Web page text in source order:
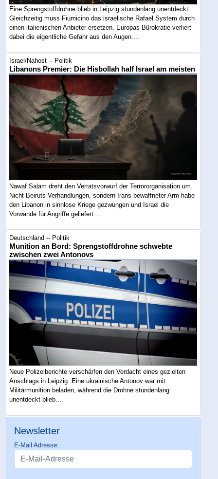
Eine Sprengstoffdrohne blieb in Leipzig stundenlang unentdeckt.
Gleichzeitig muss Fiumicino das israelische Rafael System durch
einen italienischen Anbieter ersetzen. Europas Bürokratie verliert
dabei die eigentliche Gefahr aus den Augen....
Israel/Nahost -- Politik
Libanons Premier: Die Hisbollah half Israel am meisten
Nawaf Salam dreht den Verratsvorwurf der Terrororganisation um.
Nicht Beiruts Verhandlungen, sondern Irans bewaffneter Arm habe
den Libanon in sinnlose Kriege gezwungen und Israel die
Vorwände für Angriffe geliefert....
Deutschland -- Politik
Munition an Bord: Sprengstoffdrohne schwebte
zwischen zwei Antonovs
Neue Polizeiberichte verschärfen den Verdacht eines gezielten
Anschlags in Leipzig. Eine ukrainische Antonov war mit
Militärmunition beladen, während die Drohne stundenlang
unentdeckt blieb....
Newsletter
E-Mail Adresse: